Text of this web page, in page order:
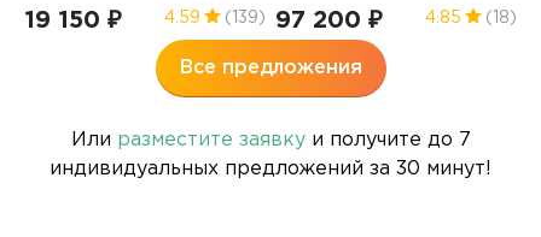
19 150 ₽ 4.59 (139) 97 200 ₽ 4.85 (18)
Все предложения
Или разместите заявкуи получите до 7
индивидуальных предложений за 30 минут!